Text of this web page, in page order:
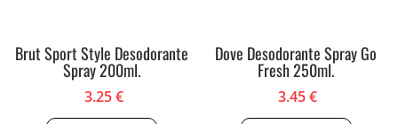
Brut Sport Style Desodorante
Spray 200ml.
3.25€
Dove Desodorante Spray Go
Fresh 250ml.
3.45€